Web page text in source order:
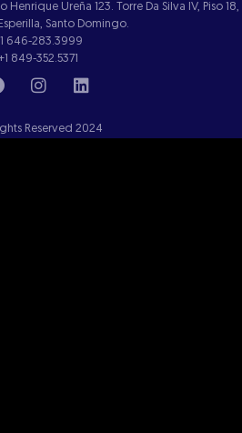
Ureña 123. Torre Da Silva IV, Piso 18,
Santo Domingo.
646-283.3999
849-352.5371
Reserved 2024